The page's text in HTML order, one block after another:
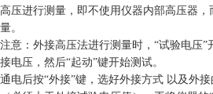
高压进行测量，即不使用仪器内部高压器，
量。
注意：外接高压法进行测量时，“试验电压”
接电压，然后“起动”键开始测试。
通电后按“外接”键，选好外接方式 以及外